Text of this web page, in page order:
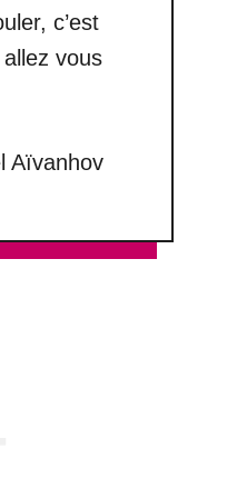
c’est
allez vous
Aïvanhov